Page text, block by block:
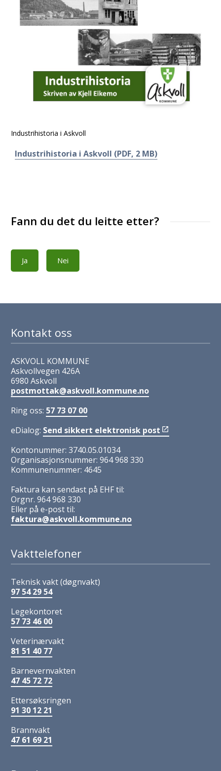
Industrihistoria i Askvoll
Industrihistoria i Askvoll (PDF, 2 MB)
Fann du det du leitte etter?
Ja Nei
Kontakt oss
ASKVOLL KOMMUNE
Askvollvegen 426A
6980 Askvoll
postmottak@askvoll.kommune.no
Ring oss: 57 73 07 00
eDialog: Send sikkert elektronisk post
Kontonummer: 3740.05.01034
Organisasjonsnummer: 964 968 330
Kommunenummer: 4645
Faktura kan sendast på EHF til:
Orgnr. 964 968 330
Eller på e-post til:
faktura@askvoll.kommune.no
Vakttelefoner
Teknisk vakt (døgnvakt)
97 54 29 54
Legekontoret
57 73 46 00
Veterinærvakt
81 51 40 77
Barnevernvakten
47 45 72 72
Ettersøksringen
91 30 12 21
Brannvakt
47 61 69 21